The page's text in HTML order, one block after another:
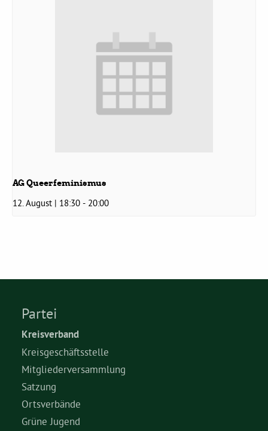
Termine
AG Queerfeminismus
12. August | 18:30 - 20:00
Partei
Kreisverband
Kreisgeschäftsstelle
Mitgliederversammlung
Satzung
Ortsverbände
Grüne Jugend